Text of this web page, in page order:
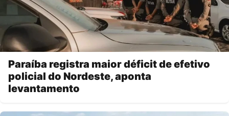
Paraíba registra maior déficit de efetivo
policial do Nordeste, aponta
levantamento